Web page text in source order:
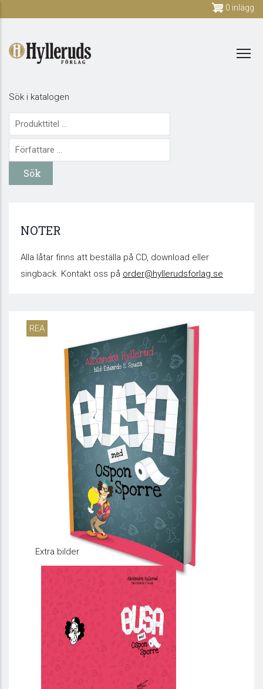
main
content
0 inlägg
Sök i katalogen
NOTER
Alla låtar finns att beställa på CD, download eller
singback. Kontakt oss på order@hyllerudsforlag.se
REA
Extra bilder